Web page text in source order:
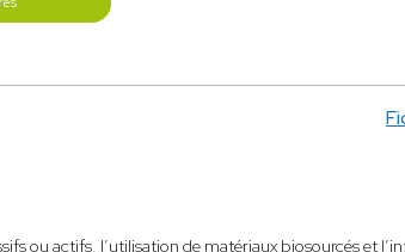
ou actifs, l’utilisation de matériaux biosourcés et